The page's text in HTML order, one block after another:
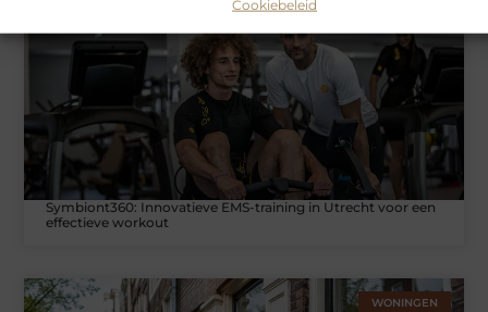
Cookiebeleid
Symbiont360: Innovatieve EMS-training in Utrecht voor een
effectieve workout
WONINGEN